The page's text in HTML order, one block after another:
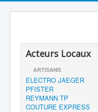
Acteurs Locaux
ARTISANS
ELECTRO JAEGER
PFISTER
REYMANN TP
COUTURE EXPRESS